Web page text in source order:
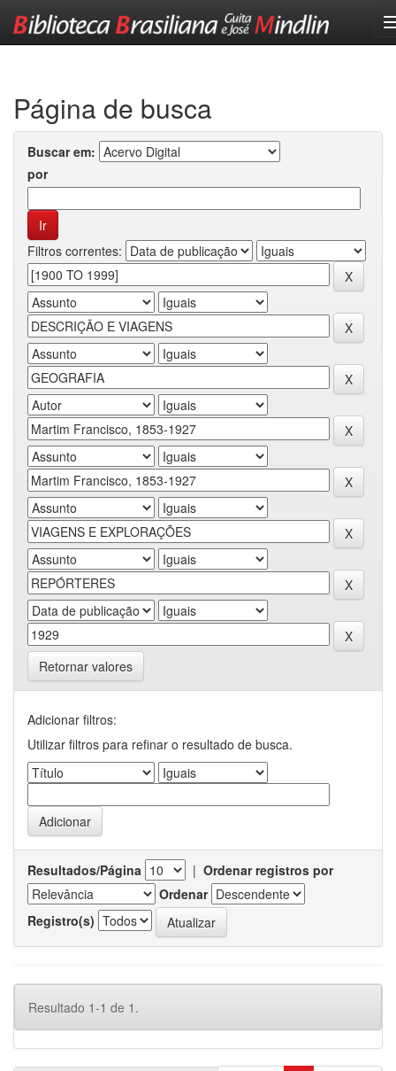
Página de busca
Buscar em:
por
Filtros correntes:
Retornar valores
Adicionar filtros:
Utilizar filtros para refinar o resultado de busca.
Resultados/Página | Ordenar registros por
Ordenar
Registro(s)
Resultado 1-1 de 1.